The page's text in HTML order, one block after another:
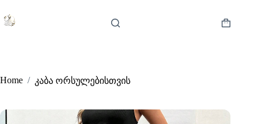
to
content
Shopping
Home / კაბა ორსულებისთვის